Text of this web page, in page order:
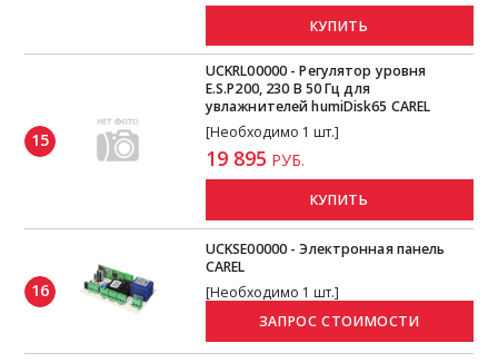
КУПИТЬ
15
UCKRL00000 - Регулятор уровня
E.S.P200, 230 В 50 Гц для
увлажнителей humiDisk65 CAREL
[Необходимо 1 шт.]
19 895 РУБ.
КУПИТЬ
16
UCKSE00000 - Электронная панель
CAREL
[Необходимо 1 шт.]